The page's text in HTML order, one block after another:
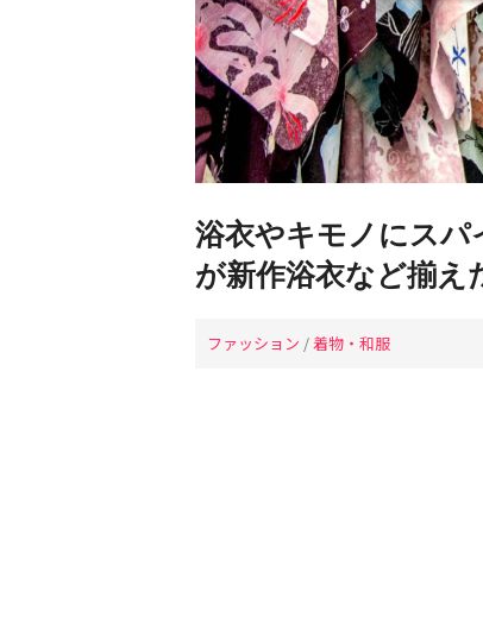
浴衣やキモノにスパ
が新作浴衣など揃え
ファッション /着物・和服